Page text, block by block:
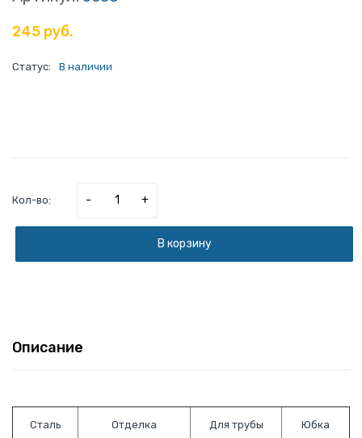
245 руб.
Статус: В наличии
Кол-во: - +
В корзину
Описание
Сталь Отделка Для трубы Юбка